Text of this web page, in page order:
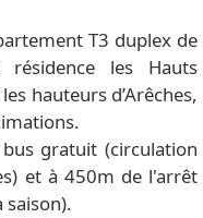
T3 duplex de
les Hauts
hauteurs d’Arêches,
gratuit (circulation
et à 450m de l'arrêt